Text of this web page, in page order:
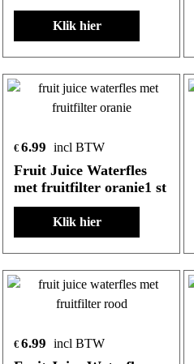
Klik hier
€ 6.99 incl BTW
Fruit Juice Waterfles
met fruitfilter oranie1 st
Klik hier
€ 6.99 incl BTW